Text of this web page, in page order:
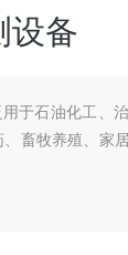
设备
于石油化工、
畜牧养殖、家